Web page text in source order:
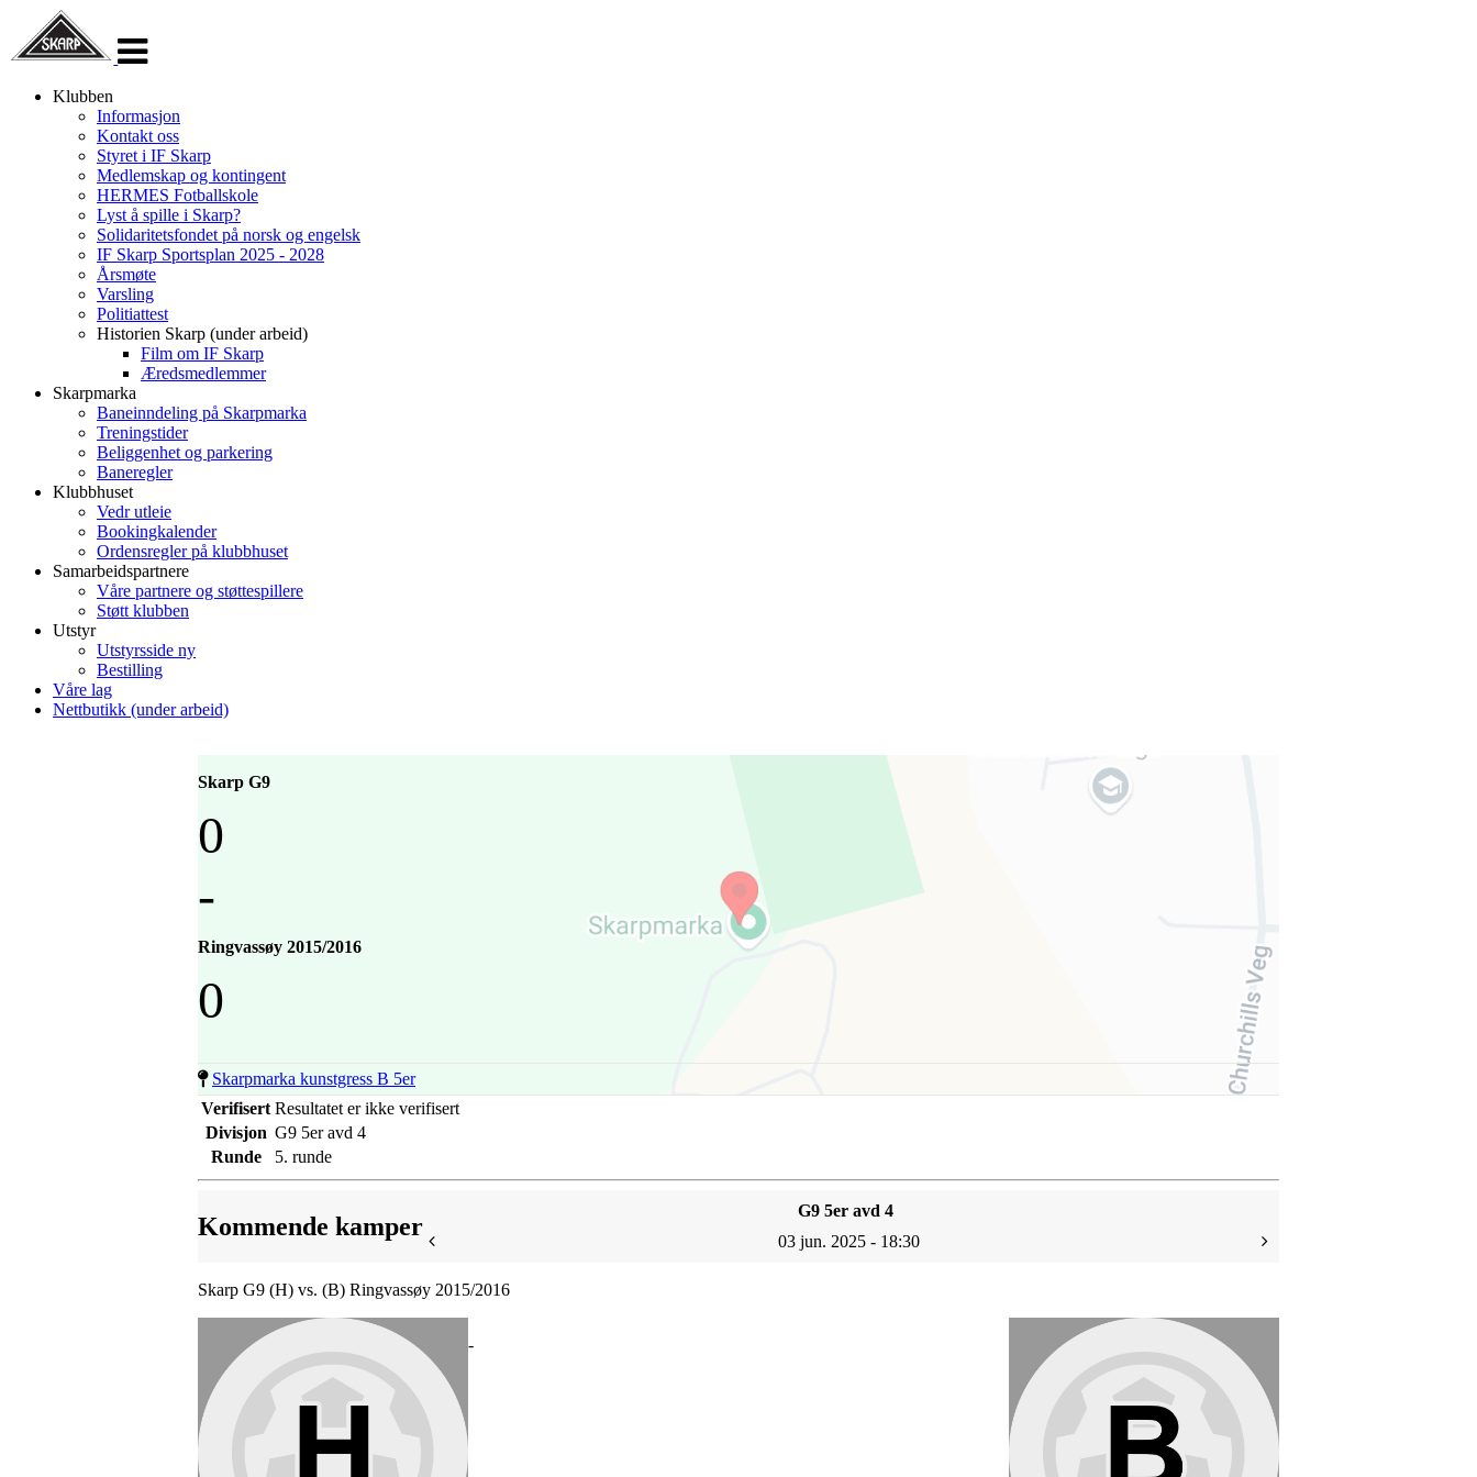
navigasjon
Klubben
Informasjon
Kontakt oss
Styret i IF Skarp
Medlemskap og kontingent
HERMES Fotballskole
Lyst å spille i Skarp?
Solidaritetsfondet på norsk og engelsk
IF Skarp Sportsplan 2025 - 2028
Årsmøte
Varsling
Politiattest
Historien Skarp (under arbeid)
Film om IF Skarp
Æredsmedlemmer
Skarpmarka
Baneinndeling på Skarpmarka
Treningstider
Beliggenhet og parkering
Baneregler
Klubbhuset
Vedr utleie
Bookingkalender
Ordensregler på klubbhuset
Samarbeidspartnere
Våre partnere og støttespillere
Støtt klubben
Utstyr
Utstyrsside ny
Bestilling
Våre lag
Nettbutikk (under arbeid)
Skarp G9
0
-
Ringvassøy 2015/2016
0
Skarpmarka kunstgress B 5er
Verifisert Resultatet er ikke verifisert
Divisjon G9 5er avd 4
Runde
5. runde
Kommende kamper
G9 5er avd 4
03 jun. 2025 - 18:30
Skarp G9 (H) vs. (B) Ringvassøy 2015/2016
-